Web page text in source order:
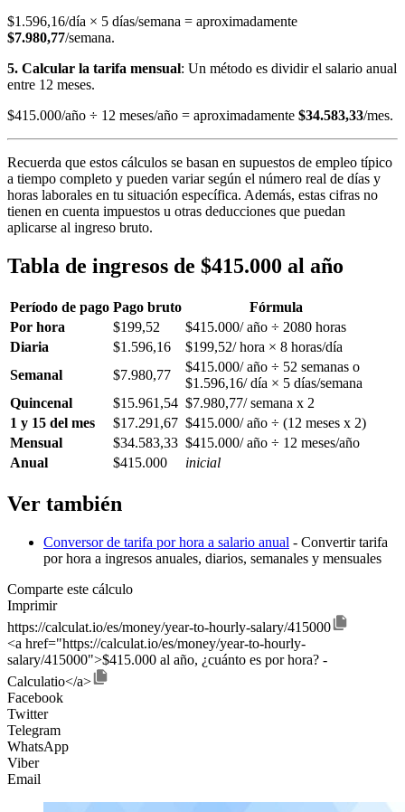
$1.596,16/día × 5 días/semana = aproximadamente
$7.980,77/semana.
5. Calcular la tarifa mensual: Un método es dividir el salario anual
entre 12 meses.
$415.000/año ÷ 12 meses/año = aproximadamente $34.583,33/mes.
Recuerda que estos cálculos se basan en supuestos de empleo típico
a tiempo completo y pueden variar según el número real de días y
horas laborales en tu situación específica. Además, estas cifras no
tienen en cuenta impuestos u otras deducciones que puedan
aplicarse al ingreso bruto.
Tabla de ingresos de $415.000 al año
Período de pago Pago bruto
Fórmula
Por hora
$199,52
$415.000/ año ÷ 2080 horas
Diaria
$1.596,16
$199,52/ hora × 8 horas/día
Semanal
$7.980,77
$415.000/ año ÷ 52 semanas o
$1.596,16/ día × 5 días/semana
Quincenal
$15.961,54 $7.980,77/ semana x 2
1 y 15 del mes
$17.291,67 $415.000/ año ÷ (12 meses x 2)
Mensual
$34.583,33 $415.000/ año ÷ 12 meses/año
Anual
$415.000 inicial
Ver también
Conversor de tarifa por hora a salario anual - Convertir tarifa
por hora a ingresos anuales, diarios, semanales y mensuales
Comparte este cálculo
Imprimir
https://calculat.io/es/money/year-to-hourly-salary/415000
<a href="https://calculat.io/es/money/year-to-hourly-
salary/415000">$415.000 al año, ¿cuánto es por hora? -
Calculatio</a>
Facebook
Twitter
Telegram
WhatsApp
Viber
Email